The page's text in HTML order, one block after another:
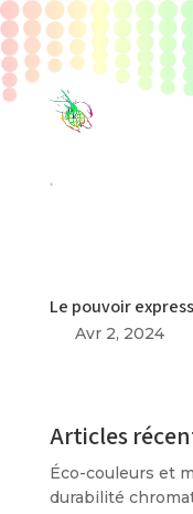
Le pouvoir
Avr 2, 2024
Articles
Éco-couleurs et
durabilité